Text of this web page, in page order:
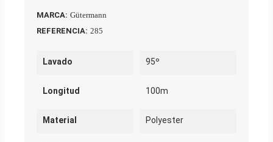
MARCA: Gütermann
REFERENCIA: 285
Lavado 95º
Longitud 100m
Material Polyester